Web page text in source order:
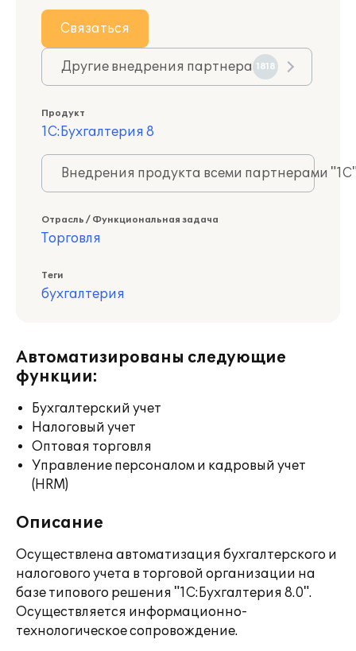
Связаться
Другие внедрения партнера 1818
Продукт
1С:Бухгалтерия 8
Внедрения продукта всеми партнерами
Отрасль / Функциональная задача
Торговля
Теги
бухгалтерия
Автоматизированы следующие
функции:
Бухгалтерский учет
Налоговый учет
Оптовая торговля
Управление персоналом и кадровый учет
(HRM)
Описание
Осуществлена автоматизация бухгалтерского и
налогового учета в торговой организации на
базе типового решения "1С:Бухгалтерия 8.0".
Осуществляется информационно-
технологическое сопровождение.